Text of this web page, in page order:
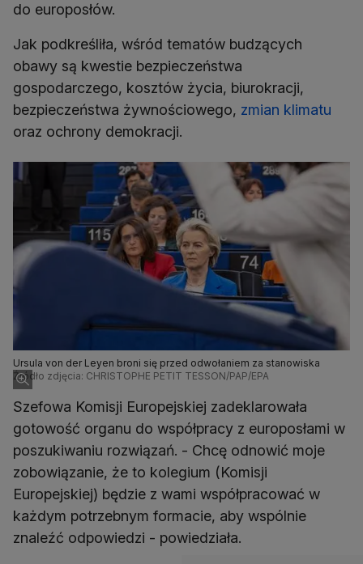
do europosłów.
Jak podkreśliła, wśród tematów budzących
obawy są kwestie bezpieczeństwa
gospodarczego, kosztów życia, biurokracji,
bezpieczeństwa żywnościowego, zmian klimatu
oraz ochrony demokracji.
Ursula von der Leyen broni się przed odwołaniem za stanowiska
Źródło zdjęcia: CHRISTOPHE PETIT TESSON/PAP/EPA
Szefowa Komisji Europejskiej zadeklarowała
gotowość organu do współpracy z europosłami w
poszukiwaniu rozwiązań. - Chcę odnowić moje
zobowiązanie, że to kolegium (Komisji
Europejskiej) będzie z wami współpracować w
każdym potrzebnym formacie, aby wspólnie
znaleźć odpowiedzi - powiedziała.